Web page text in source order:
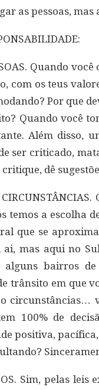
as pessoas, mas
Quando
com os teus
Por que
Quando você
Além disso,
ser criticado,
dê
temos a escolha
que se
mas aqui no
bairros
trânsito em que
circunstâncias…
100% de
positiva,
Sim, pelas